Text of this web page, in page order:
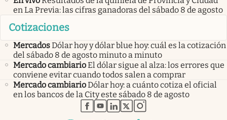
en La Previa: las cifras ganadoras del sábado 8 de agosto
Cotizaciones
MercadosDólar hoy y dólar blue hoy: cuál es la cotización
del sábado 8 de agosto minuto a minuto
Mercado cambiarioEl dólar sigue al alza: los errores que
conviene evitar cuando todos salen a comprar
Mercado cambiarioDólar hoy: a cuánto cotiza el oficial
en los bancos de la City este sábado 8 de agosto
abre en nueva pestaña
abre en nueva pestaña
abre en nueva pestaña
abre en nueva pestaña
abre en nueva pestaña